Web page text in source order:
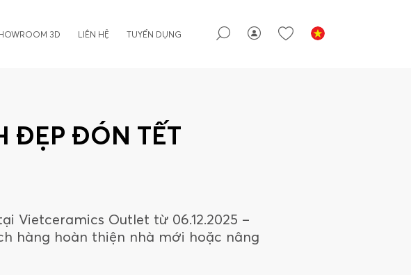
3D LIÊN HỆ TUYỂN DỤNG
ĐẸP ĐÓN TẾT
Vietceramics Outlet từ 06.12.2025 –
hàng hoàn thiện nhà mới hoặc nâng